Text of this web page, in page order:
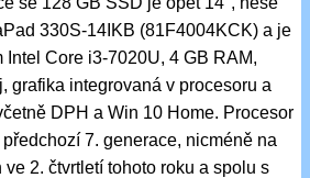
330S-14IKB (81F4004KCK) a je
Intel Core i3-7020U, 4 GB RAM,
grafika integrovaná v procesoru a
DPH a Win 10 Home. Procesor
7. generace, nicméně na
2. čtvrtletí tohoto roku a spolu s